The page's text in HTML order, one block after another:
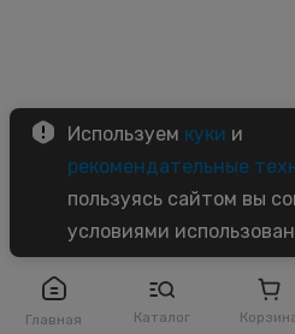
Главная Каталог
Используем куки и
рекомендательные
пользуясь сайтом вы
условиями